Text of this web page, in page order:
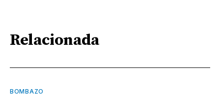
Relacionada
BOMBAZO